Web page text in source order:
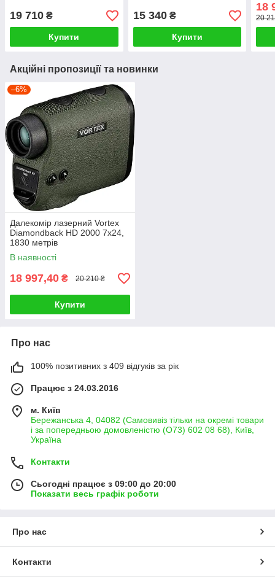
19 710 ₴
Купити
15 340₴
Купити
18
20
Акційні пропозиції та новинки
–6%
Далекомір лазерний Vortex
Diamondback HD 2000 7х24,
1830 метрів
В наявності
18 997,40 ₴ 20 210 ₴
Купити
Про нас
100% позитивних з 409 відгуків за рік
Працює з 24.03.2016
м. Київ
Бережанська 4, 04082 (Самовивіз тільки на окремі товари
і за попередньою домовленістю (О73) 602 08 68), Київ,
Україна
Контакти
Сьогодні працює з 09:00 до 20:00
Показати весь графік роботи
Про нас
Контакти